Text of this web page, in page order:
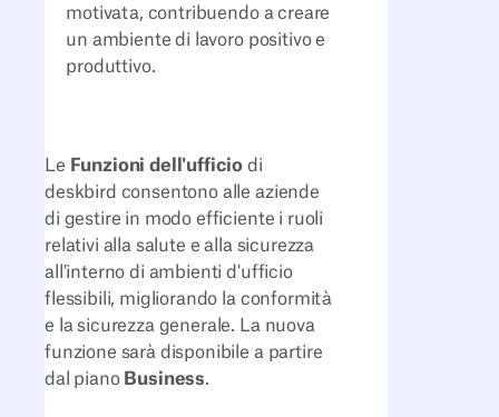
motivata, contribuendo a creare
un ambiente di lavoro positivo e
produttivo.
Le Funzioni dell'ufficiodi
deskbird consentono alle aziende
di gestire in modo efficiente i ruoli
relativi alla salute e alla sicurezza
all'interno di ambienti d'ufficio
flessibili, migliorando la conformità
e la sicurezza generale. La nuova
funzione sarà disponibile a partire
dal piano Business.